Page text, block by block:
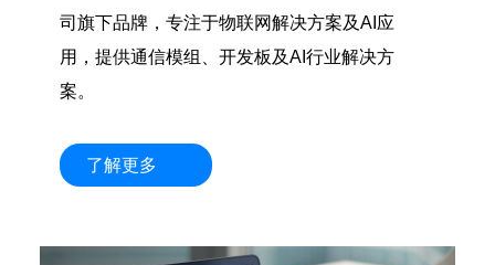
司旗下品牌，专注于物联网解决方案及AI应
用，提供通信模组、开发板及AI行业解决方
案。
了解更多